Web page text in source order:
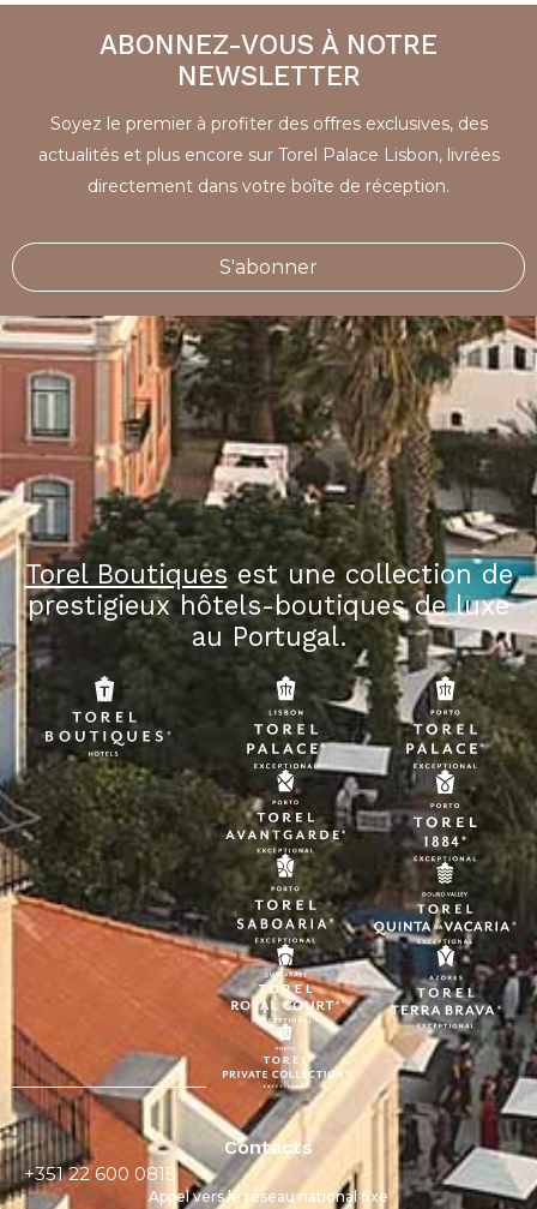
ABONNEZ-VOUS À NOTRE
NEWSLETTER
Soyez le premier à profiter des offres exclusives, des
actualités et plus encore sur Torel Palace Lisbon, livrées
directement dans votre boîte de réception.
S'abonner
Torel Boutiquesest une collection de
prestigieux hôtels-boutiques de luxe
au Portugal.
Contacts
+351 22 600 0815
Appel vers le réseau national fixe